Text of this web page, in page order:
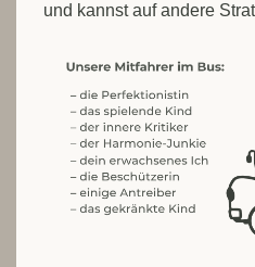
und kannst auf andere